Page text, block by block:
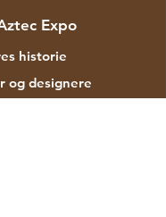
Expo
historie
og designere